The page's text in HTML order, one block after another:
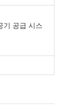
기 공급 시스